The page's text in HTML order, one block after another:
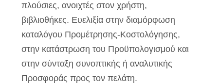
πλούσιες, ανοιχτές στον χρήστη,
βιβλιοθήκες. Ευελιξία στην διαμόρφωση
καταλόγου Προμέτρησης-Κοστολόγησης,
στην κατάστρωση του Προϋπολογισμού και
στην σύνταξη συνοπτικής ή αναλυτικής
Προσφοράς προς τον πελάτη.